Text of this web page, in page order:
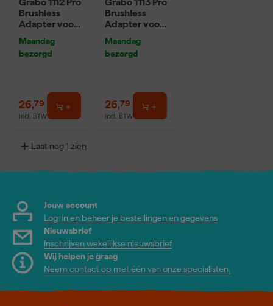
Grabo 1112 Pro
Brushless
Adapter voor
18V / 20V
Maandag
bezorgd
26,79
incl. BTW
Grabo 1113 Pro
Brushless
Adapter voor
18V / 20V
Maandag
bezorgd
26,79
incl. BTW
Laat nog 1 zien
Jouw account
Log-in en beheer je bestellingen en gegevens
Nieuwsbrief
Inschrijven wekelijkse nieuwsbrief
Wij helpen je graag
Neem contact op met één van onze specialisten.